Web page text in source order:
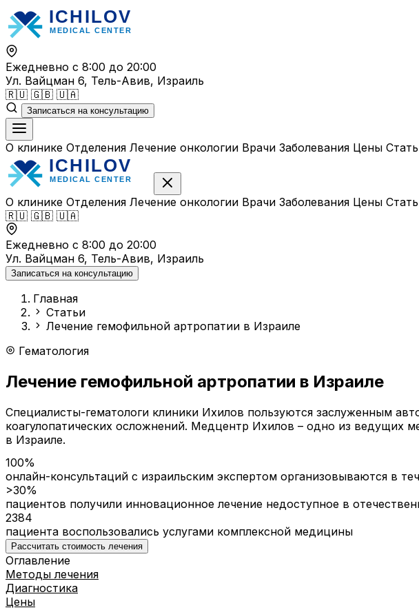
Перейти
к
содержимому
Ежедневно с 8:00 до 20:00
Ул. Вайцман 6, Тель-Авив, Израиль
🇷🇺 🇬🇧 🇺🇦
Записаться на консультацию
О клинике Отделения Лечение онкологии Врачи Заболевания Цены
О клинике Отделения Лечение онкологии Врачи Заболевания Цены
🇷🇺 🇬🇧 🇺🇦
Ежедневно с 8:00 до 20:00
Ул. Вайцман 6, Тель-Авив, Израиль
Записаться на консультацию
Главная
Статьи
Лечение гемофильной артропатии в Израиле
Гематология
Лечение гемофильной артропатии в Израиле
Специалисты-гематологи клиники Ихилов пользуются заслуженным
коагулопатических осложнений. Медцентр Ихилов – одно из ведущих
в Израиле.
100%
онлайн-консультаций с израильским экспертом организовываются в
>30%
пациентов получили инновационное лечение недоступное в
2384
пациента воспользовались услугами комплексной медицины
Рассчитать стоимость лечения
Оглавление
Методы лечения
Диагностика
Цены